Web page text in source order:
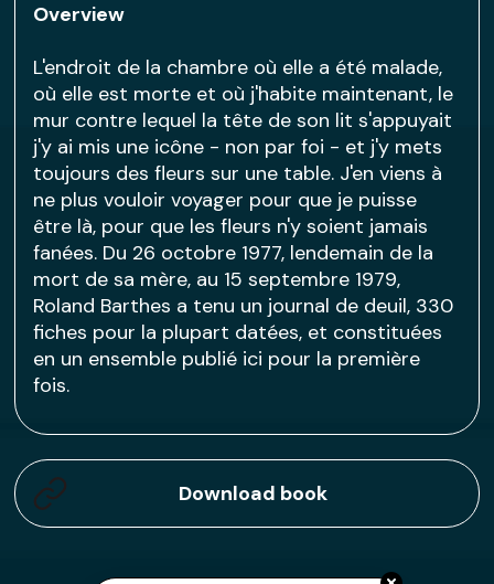
Overview
L'endroit de la chambre où elle a été malade,
où elle est morte et où j'habite maintenant, le
mur contre lequel la tête de son lit s'appuyait
j'y ai mis une icône - non par foi - et j'y mets
toujours des fleurs sur une table. J'en viens à
ne plus vouloir voyager pour que je puisse
être là, pour que les fleurs n'y soient jamais
fanées. Du 26 octobre 1977, lendemain de la
mort de sa mère, au 15 septembre 1979,
Roland Barthes a tenu un journal de deuil, 330
fiches pour la plupart datées, et constituées
en un ensemble publié ici pour la première
fois.
Download book